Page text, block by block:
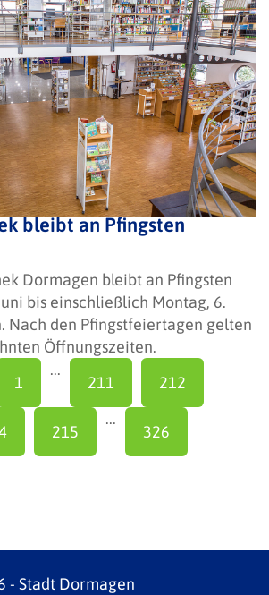
bleibt an Pfingsten
Dormagen bleibt an Pfingsten
bis einschließlich Montag, 6.
Nach den Pfingstfeiertagen gelten
Öffnungszeiten.
1
...
211 212
215
...
326
- Stadt Dormagen